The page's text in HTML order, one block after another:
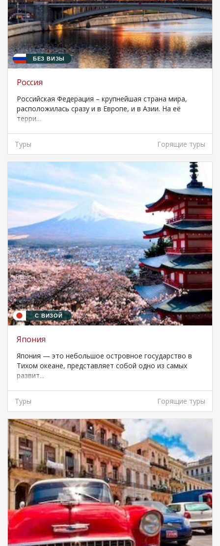
БЕЗ ВИЗЫ
Россия
Российская Федерация – крупнейшая страна мира,
расположилась сразу и в Европе, и в Азии. На её
терри...
Туры Горящие туры
С ВИЗОЙ
Япония
Япония — это небольшое островное государство в
Тихом океане, представляет собой одно из самых
развит...
Туры Горящие туры